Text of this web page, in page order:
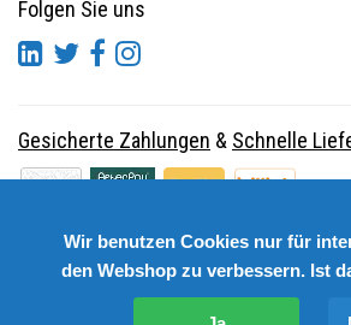
Folgen Sie uns
Gesicherte Zahlungen & Schnelle
Wir benutzen Cookies nur für
den Webshop zu verbessern. Ist